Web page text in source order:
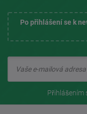
Po přihlášení se k
Přihlášením